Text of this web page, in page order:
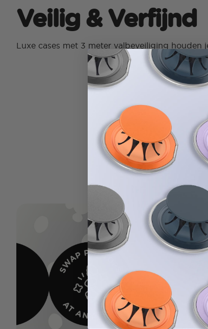
Veilig & Verfijnd
Luxe cases met 3 meter valbeveiliging houden